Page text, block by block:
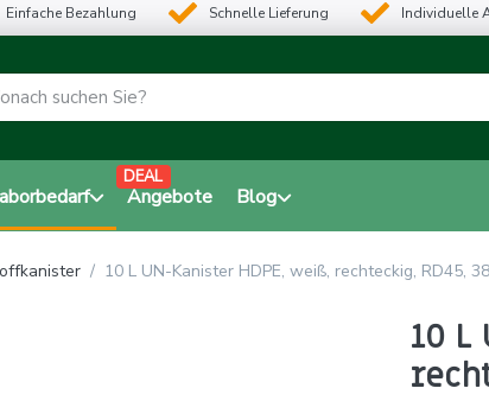
Einfache Bezahlung Schnelle Lieferung Individuelle
Angebote
DEAL
Blog
10 L UN-Kanister HDPE, weiß, rechteckig, RD45,
10 L